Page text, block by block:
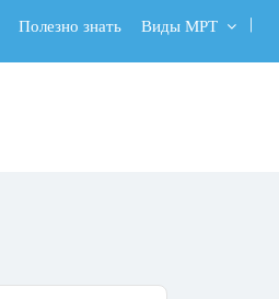
Полезно знать Виды МРТ